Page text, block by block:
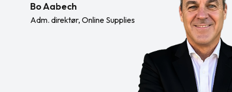
Bo Aabech
Adm. direktør, Online Supplies